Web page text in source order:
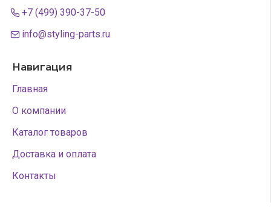
+7 (499) 390-37-50
info@styling-parts.ru
Навигация
Главная
О компании
Каталог товаров
Доставка и оплата
Контакты